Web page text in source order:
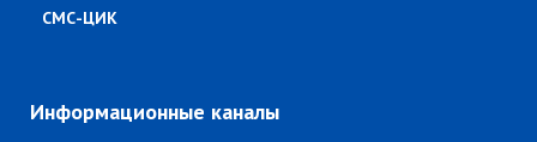
СМС-ЦИК
Информационные каналы